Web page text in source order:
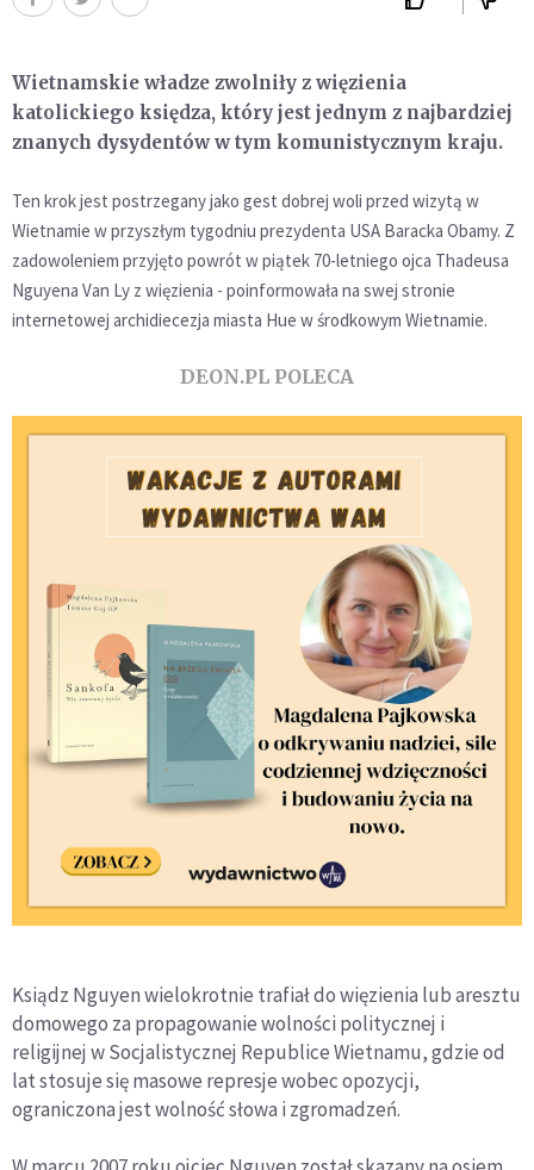
Wietnamskie władze zwolniły z więzienia
katolickiego księdza, który jest jednym z najbardziej
znanych dysydentów w tym komunistycznym kraju.
Ten krok jest postrzegany jako gest dobrej woli przed wizytą w
Wietnamie w przyszłym tygodniu prezydenta USA Baracka Obamy. Z
zadowoleniem przyjęto powrót w piątek 70-letniego ojca Thadeusa
Nguyena Van Ly z więzienia - poinformowała na swej stronie
internetowej archidiecezja miasta Hue w środkowym Wietnamie.
DEON.PL POLECA
Ksiądz Nguyen wielokrotnie trafiał do więzienia lub aresztu
domowego za propagowanie wolności politycznej i
religijnej w Socjalistycznej Republice Wietnamu, gdzie od
lat stosuje się masowe represje wobec opozycji,
ograniczona jest wolność słowa i zgromadzeń.